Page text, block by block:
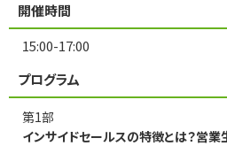
開催時間
15:00-17:00
プログラム
第1部
インサイドセールスの特徴とは？営